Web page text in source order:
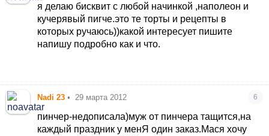
я делаю бисквит с любой начинкой ,наполеон и
кучерявый пигче.это те торты и рецепты в
которых ручаюсь))какой интересует пишите
напишу подробно как и что.
Nadi 23 • 29 марта 2012 6
пинчер-недописала)муж от пинчера тащится,на
каждый праздник у менЯ один заказ.Мася хочу